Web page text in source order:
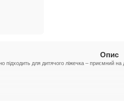
Опис
підходить для дитячого ліжечка – приємний на